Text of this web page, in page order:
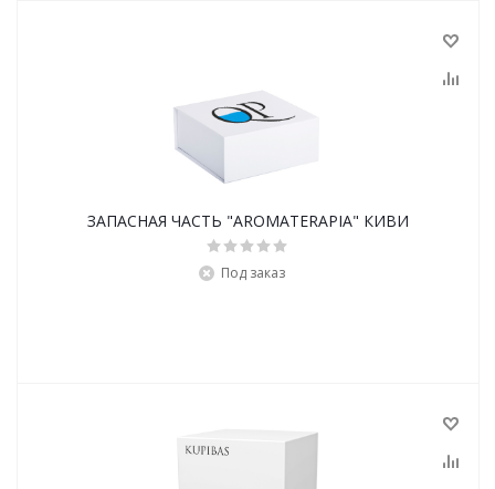
ЗАПАСНАЯ ЧАСТЬ "AROMATERAPIA" КИВИ
Под заказ